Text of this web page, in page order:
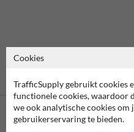
Cookies
TrafficSupply gebruikt cookies
functionele cookies, waardoor
we ook analytische cookies om
gebruikerservaring te bieden.